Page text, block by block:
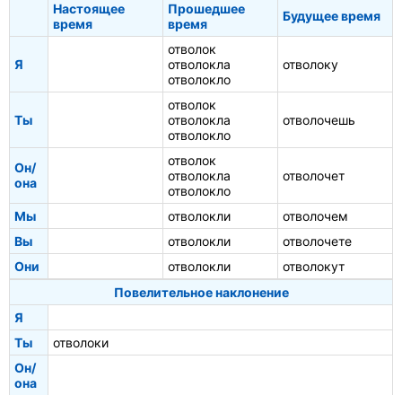
Настоящее
время
Прошедшее
время
Будущее время
Я
отволок
отволокла
отволокло
отволоку
Ты
отволок
отволокла
отволокло
отволочешь
Он/
она
отволок
отволокла
отволокло
отволочет
Мы отволокли
отволочем
Вы
отволокли
отволочете
Они
отволокли
отволокут
Повелительное наклонение
Я
Ты
отволоки
Он/
она